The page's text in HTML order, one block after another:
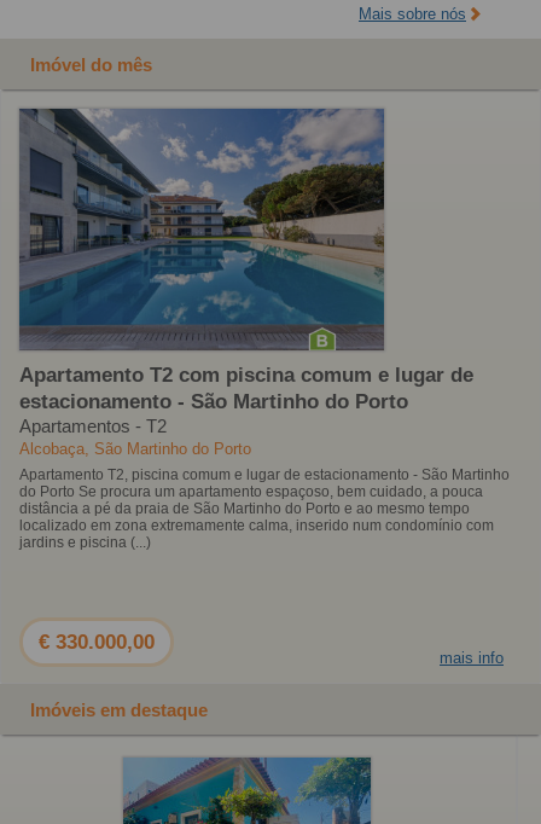
Mais sobre nós
Imóvel do mês
Apartamento T2 com piscina comum e lugar de
estacionamento - São Martinho do Porto
Apartamentos - T2
Alcobaça, São Martinho do Porto
€ 330.000,00
Apartamento T2, piscina comum e lugar de estacionamento - São Martinho
do Porto Se procura um apartamento espaçoso, bem cuidado, a pouca
distância a pé da praia de São Martinho do Porto e ao mesmo tempo
localizado em zona extremamente calma, inserido num condomínio com
jardins e piscina (...)
mais info
Imóveis em destaque